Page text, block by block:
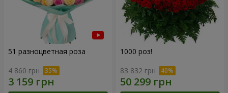
51 разноцветная роза
4 860 грн
1000 роз!
83 832 грн